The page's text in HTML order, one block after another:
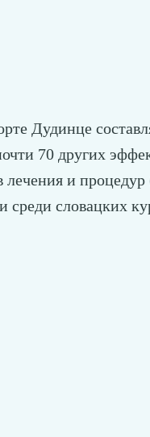
Дудинце
70 других
и
словацких